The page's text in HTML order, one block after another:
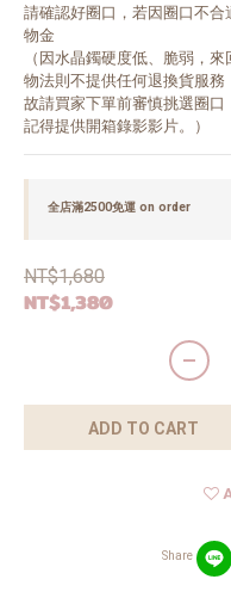
請確認好圈口，若因圈口不
物金
（因水晶鐲硬度低、脆弱，
物法則不提供任何退換貨服務
故請買家下單前審慎挑選圈
記得提供開箱錄影影片。）
全店滿2500免運 on order
NT$1,680
NT$1,380
ADD TO CART
Share